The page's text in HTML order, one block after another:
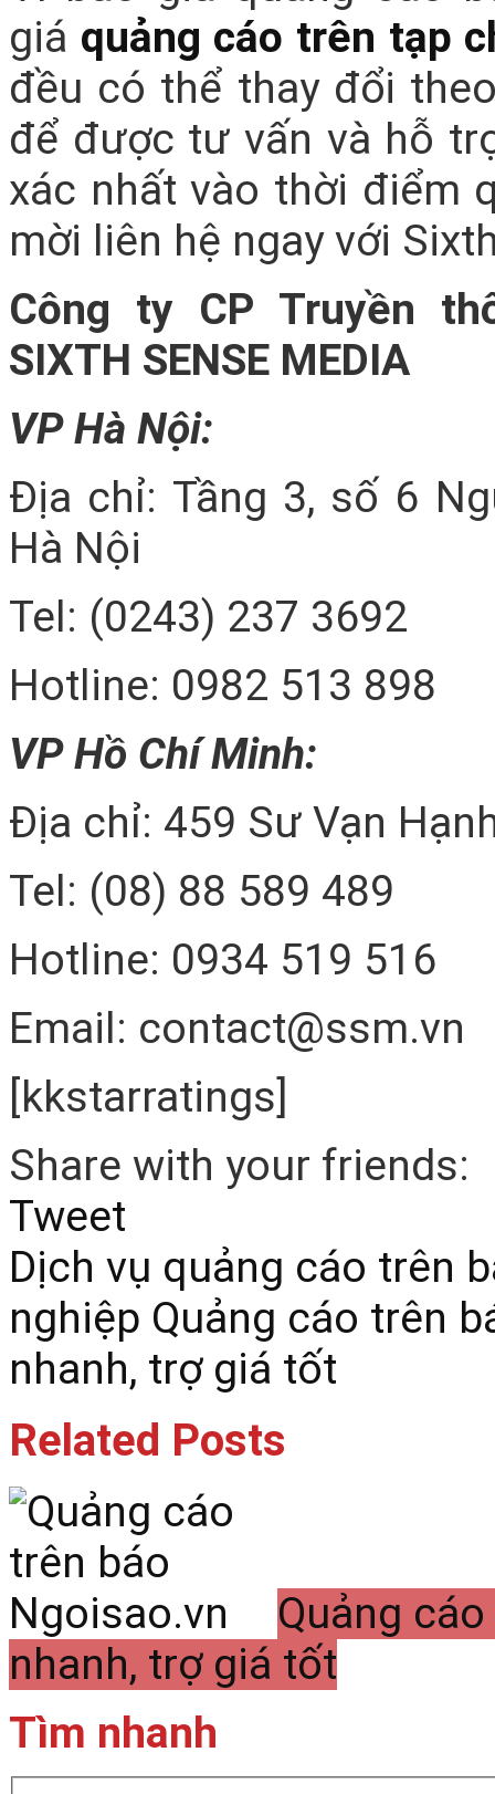
giá quảng cáo trên tạp
đều có thể thay đổi
để được tư vấn và hỗ
xác nhất vào thời điểm
mời liên hệ ngay với
Công ty CP Truyền
SIXTH SENSE MEDIA
VP Hà Nội:
Địa chỉ: Tầng 3, số 6
Hà Nội
Tel: (0243) 237 3692
Hotline: 0982 513 898
VP Hồ Chí Minh:
Địa chỉ: 459 Sư Vạn
Tel: (08) 88 589 489
Hotline: 0934 519 516
Email: contact@ssm.vn
[kkstarratings]
Share with your friends:
Tweet
Dịch vụ quảng cáo trên
nghiệp Quảng cáo trên
nhanh, trợ giá tốt
Related Posts
Quảng
nhanh, trợ giá tốt
Tìm nhanh